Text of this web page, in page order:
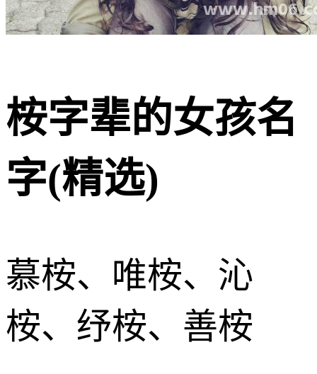
桉字辈的女孩名
字(精选)
慕桉、唯桉、沁
桉、纾桉、善桉